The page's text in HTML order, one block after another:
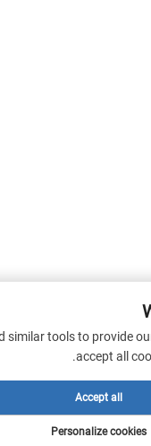
cookies and similar tools